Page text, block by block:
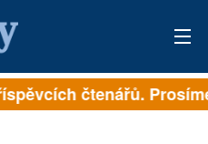
čtenářů.